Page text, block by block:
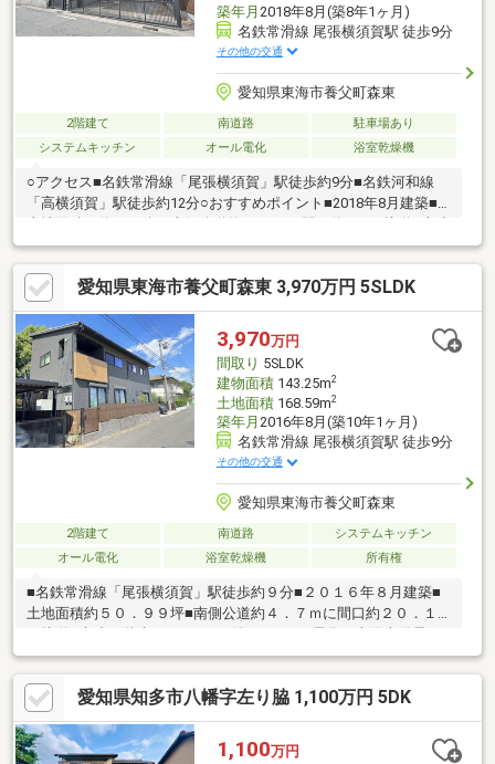
築年月 2018年8月(築8年1ヶ月)
名鉄常滑線 尾張横須賀駅 徒歩9分
その他の交通
愛知県東海市養父町森東
2階建て 南道路
駐車場あり
システムキッチン
オール電化 浴室乾燥機
○アクセス■名鉄常滑線「尾張横須賀」駅徒歩約9分■名鉄河和線
「高横須賀」駅徒歩約12分○おすすめポイント■2018年8月建築■
土地面積 約34.55坪■南側公道約5.0mに、間口約13.3m接道■木造
2階建■建物面積 約27.55坪■2LDK＋畳コーナー（約6帖）■駐車2
台分可能（但し、車種によります）＊都市ガス・上下水道設備が
宅地内に引込みされていない場合は、引込みに関して別途費用が
必要となる場合があります。＊通学路が指定されている場合は各
学校・教育委員会へご確認下さい。
愛知県東海市養父町森東 3,970万円 5SLDK
3,970万円
間取り 5SLDK
建物面積143.25m2
土地面積168.59m2
築年月 2016年8月(築10年1ヶ月)
名鉄常滑線 尾張横須賀駅 徒歩9分
その他の交通
愛知県東海市養父町森東
2階建て 南道路
システムキッチン
オール電化
浴室乾燥機 所有権
■名鉄常滑線「尾張横須賀」駅徒歩約９分■２０１６年８月建築■
土地面積約５０．９９坪■南側公道約４．７ｍに間口約２０．１
ステム有り■駐車スペース２台分有り（車種による）■ＬＤＫ約１
５．３帖■食器洗浄乾燥機、ＩＨコンロ、パントリー有り■浴室１
６２０サイズ、浴室暖房換気乾燥機、追い焚き機能有り■１階洋
室約７．４帖にミニキッチン有り
愛知県知多市八幡字左り脇 1,100万円 5DK
1,100万円